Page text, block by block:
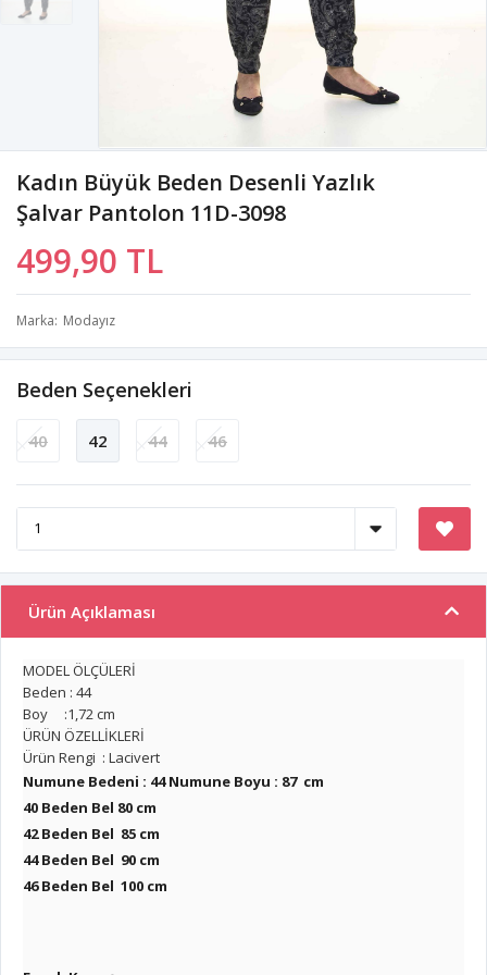
Kadın Büyük Beden Desenli Yazlık
Şalvar Pantolon 11D-3098
499,90 TL
Marka Modayız
Beden Seçenekleri
40 42 44 46
Ürün Açıklaması
MODEL ÖLÇÜLERİ
Beden : 44
Boy :1,72 cm
ÜRÜN ÖZELLİKLERİ
Ürün Rengi : Lacivert
Numune Bedeni : 44 Numune Boyu : 87 cm
40 Beden Bel 80 cm
42 Beden Bel 85 cm
44 Beden Bel 90 cm
46 Beden Bel 100 cm